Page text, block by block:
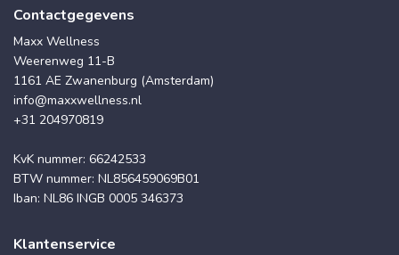
Contactgegevens
Maxx Wellness
Weerenweg 11-B
1161 AE Zwanenburg (Amsterdam)
info@maxxwellness.nl
+31 204970819
KvK nummer: 66242533
BTW nummer: NL856459069B01
Iban: NL86 INGB 0005 346373
Klantenservice